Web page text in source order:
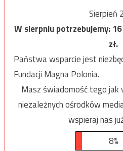
Sierpień
W sierpniu potrzebujemy:
zł.
Państwa wsparcie jest
Fundacji Magna Polonia.
Masz świadomość tego
niezależnych ośrodków
wspieraj nas
8%